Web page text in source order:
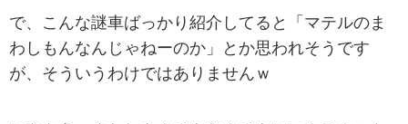
で、こんな謎車ばっかり紹介してると「マテルのま
わしもんなんじゃねーのか」とか思われそうです
が、そういうわけではありませんｗ